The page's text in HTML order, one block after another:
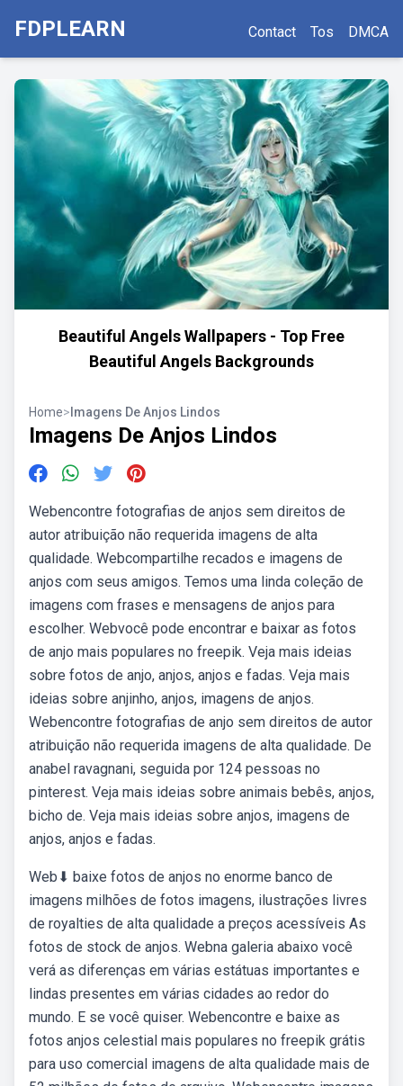
FDPLEARN Contact Tos DMCA
Beautiful Angels Wallpapers - Top Free
Beautiful Angels Backgrounds
Home> Imagens De Anjos Lindos
Imagens De Anjos Lindos
Webencontre fotografias de anjos sem direitos de
autor atribuição não requerida imagens de alta
qualidade. Webcompartilhe recados e imagens de
anjos com seus amigos. Temos uma linda coleção de
imagens com frases e mensagens de anjos para
escolher. Webvocê pode encontrar e baixar as fotos
de anjo mais populares no freepik. Veja mais ideias
sobre fotos de anjo, anjos, anjos e fadas. Veja mais
ideias sobre anjinho, anjos, imagens de anjos.
Webencontre fotografias de anjo sem direitos de autor
atribuição não requerida imagens de alta qualidade. De
anabel ravagnani, seguida por 124 pessoas no
pinterest. Veja mais ideias sobre animais bebês, anjos,
bicho de. Veja mais ideias sobre anjos, imagens de
anjos, anjos e fadas.
Web⬇ baixe fotos de anjos no enorme banco de
imagens milhões de fotos imagens, ilustrações livres
de royalties de alta qualidade a preços acessíveis As
fotos de stock de anjos. Webna galeria abaixo você
verá as diferenças em várias estátuas importantes e
lindas presentes em várias cidades ao redor do
mundo. E se você quiser. Webencontre e baixe as
fotos anjos celestial mais populares no freepik grátis
para uso comercial imagens de alta qualidade mais de